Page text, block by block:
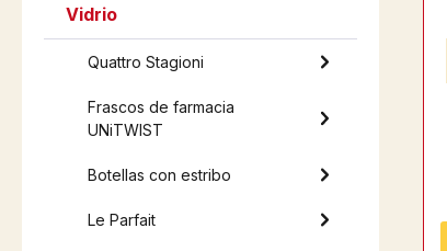
Vidrio
Quattro Stagioni
Frascos de farmacia
UNiTWIST
Botellas con estribo
Le Parfait